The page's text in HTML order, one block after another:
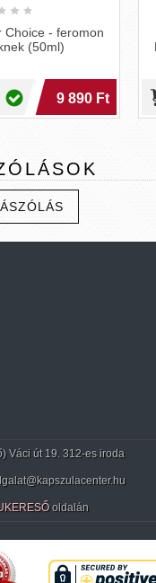
Ft
PheroStrong
Váci út 19. 312-es iroda
oldalán